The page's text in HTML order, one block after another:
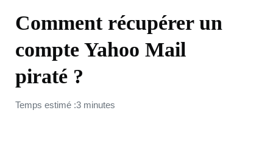
Comment récupérer un
compte Yahoo Mail
piraté ?
Temps estimé :3 minutes